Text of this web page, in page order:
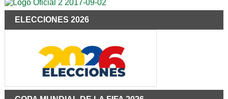
ELECCIONES 2026